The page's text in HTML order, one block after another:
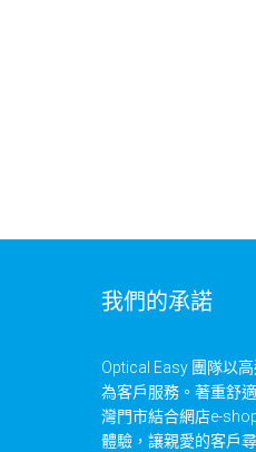
我們的承諾
Optical Easy 團隊以
為客戶服務。著重舒
灣門市結合網店e-
體驗，讓親愛的客戶